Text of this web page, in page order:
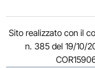
Sito realizzato con il
n. 385 del 19/10/